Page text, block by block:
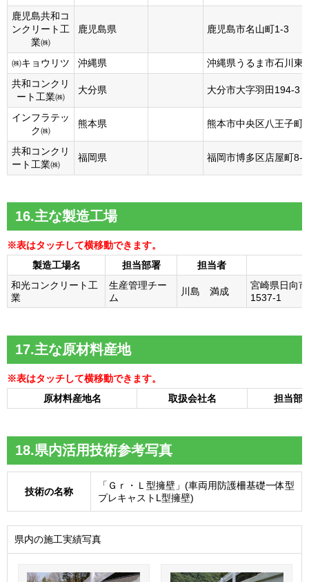
鹿児島共和コ
ンクリート工
業㈱
鹿児島県 鹿児島市名山町1-3
㈱キョウリツ 沖縄県
沖縄県うるま市石川東
共和コンクリ
ート工業㈱
大分県 大分市大字羽田194-3
インフラテッ
ク㈱
熊本県 熊本市中央区八王子町
共和コンクリ
ート工業㈱
福岡県 福岡市博多区店屋町8-
16.主な製造工場
製造工場名 担当部署 担当者
和光コンクリート工
業
生産管理チー
ム
川島 満成
宮崎県日向
1537-1
17.主な原材料産地
原材料産地名 取扱会社名 担当部
18.県内活用技術参考写真
技術の名称
「Ｇｒ・Ｌ型擁壁」(車両用防護柵基礎一体型
プレキャストL型擁壁)
県内の施工実績写真